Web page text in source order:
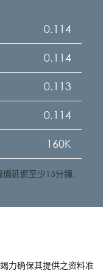
0.114
0.114
0.113
0.114
160K
延遲至少15分鐘.
力确保其提供之资料准